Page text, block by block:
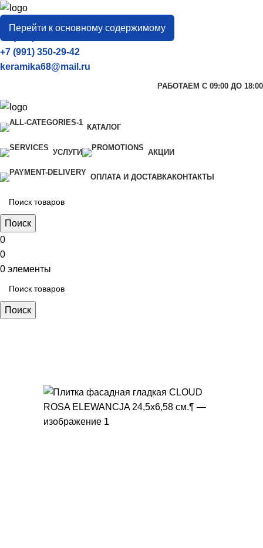
Перейти к основному содержимому
город
Тамбов
+7 (906) 657-33-54
+7 (991) 350-29-42
keramika68@mail.ru
РАБОТАЕМ С 09:00 ДО 18:00
КАТАЛОГ
УСЛУГИ АКЦИИ
ОПЛАТА И ДОСТАВКАКОНТАКТЫ
Поиск
0
0
0 элементы
Поиск